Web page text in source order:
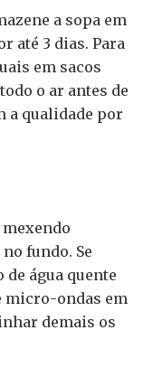
a sopa em
até 3 dias. Para
em sacos
o ar antes de
a qualidade por
fundo. Se
água quente
micro-ondas em
demais os